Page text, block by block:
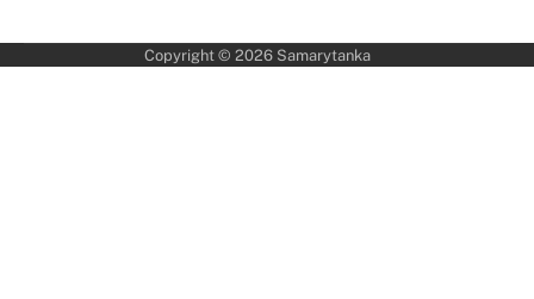
Copyright © 2026 Samarytanka